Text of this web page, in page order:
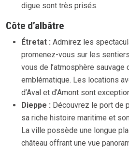
digue sont très prisés.
Côte d’albâtre
Étretat : Admirez les
promenez-vous sur les
vous de l’atmosphère sauvage
emblématique. Les locations
d’Aval et d’Amont sont
Dieppe : Découvrez le port de
sa riche histoire maritime et
La ville possède une longue
château offrant une vue